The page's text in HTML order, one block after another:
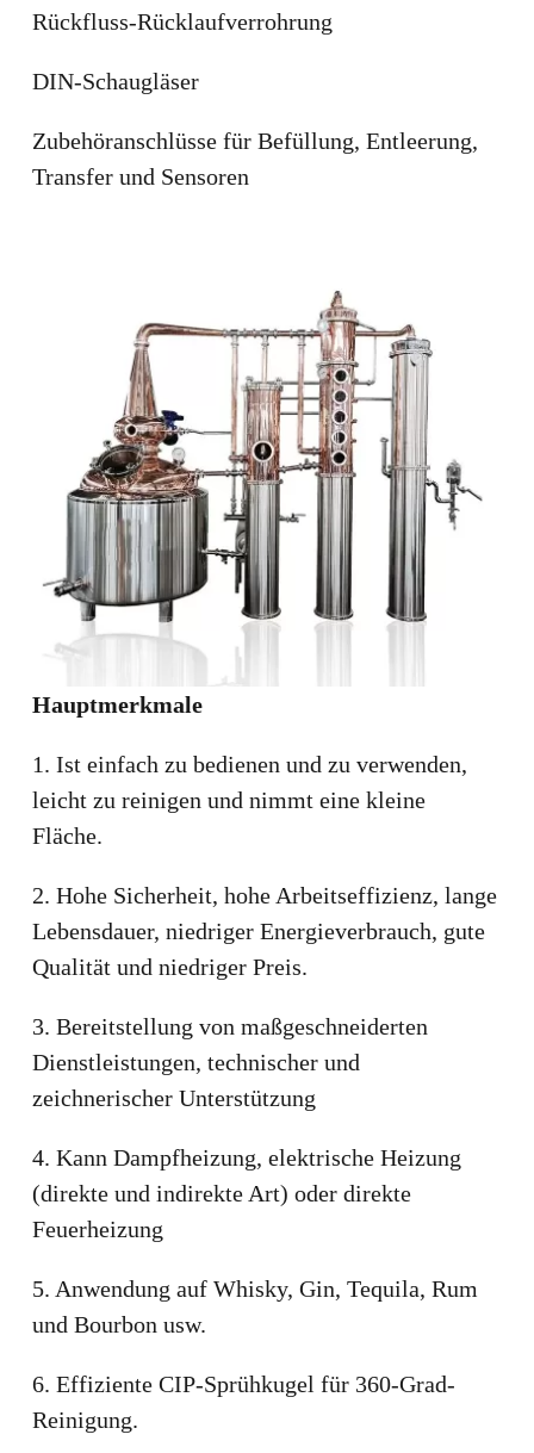
Rückfluss-Rücklaufverrohrung
DIN-Schaugläser
Zubehöranschlüsse für Befüllung, Entleerung,
Transfer und Sensoren
Hauptmerkmale
1. Ist einfach zu bedienen und zu verwenden,
leicht zu reinigen und nimmt eine kleine
Fläche.
2. Hohe Sicherheit, hohe Arbeitseffizienz, lange
Lebensdauer, niedriger Energieverbrauch, gute
Qualität und niedriger Preis.
3. Bereitstellung von maßgeschneiderten
Dienstleistungen, technischer und
zeichnerischer Unterstützung
4. Kann Dampfheizung, elektrische Heizung
(direkte und indirekte Art) oder direkte
Feuerheizung
5. Anwendung auf Whisky, Gin, Tequila, Rum
und Bourbon usw.
6. Effiziente CIP-Sprühkugel für 360-Grad-
Reinigung.